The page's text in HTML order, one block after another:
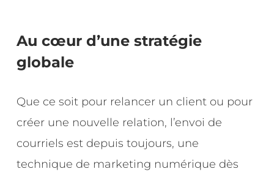
Au cœur d’une stratégie
globale
Que ce soit pour relancer un client ou pour
créer une nouvelle relation, l’envoi de
courriels est depuis toujours, une
technique de marketing numérique dès